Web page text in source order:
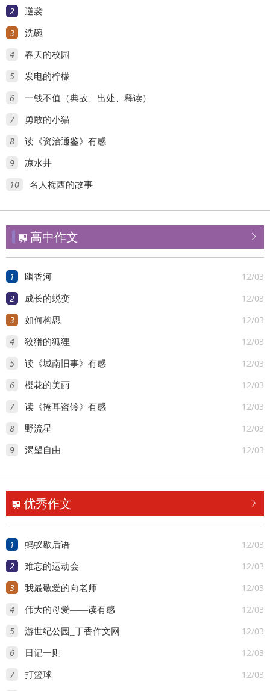
2 逆袭
3 洗碗
4 春天的校园
5 发电的柠檬
6 一钱不值（典故、出处、释读）
7 勇敢的小猫
8 读《资治通鉴》有感
9 凉水井
10 名人梅西的故事

 高中作文
1 12/03
幽香河
2 12/03
成长的蜕变
3 12/03
如何构思
4 12/03
狡猾的狐狸
5 12/03
读《城南旧事》有感
6 12/03
樱花的美丽
7 12/03
读《掩耳盗铃》有感
8 12/03
野流星
9 12/03
渴望自由

 优秀作文
1 12/03
蚂蚁歇后语
2 12/03
难忘的运动会
3 12/03
我最敬爱的向老师
4 12/03
伟大的母爱——读有感
5 12/03
游世纪公园_丁香作文网
6 12/03
日记一则
7 12/03
打篮球